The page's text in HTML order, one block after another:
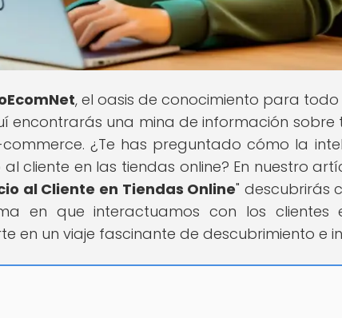
, el oasis de conocimiento para
encontrarás una mina de información sobre
¿Te has preguntado cómo la
cliente en las tiendas online? En nuestro
al Cliente en Tiendas Online" descubrirás
en que interactuamos con los clientes
en un viaje fascinante de descubrimiento e